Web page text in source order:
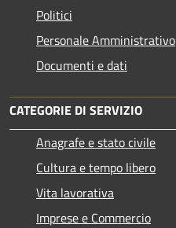
Politici
Personale Amministrativo
Documenti e dati
CATEGORIE DI SERVIZIO
Anagrafe e stato civile
Cultura e tempo libero
Vita lavorativa
Imprese e Commercio